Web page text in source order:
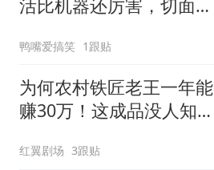
活比机器还厉害，切面条
鸭嘴爱搞笑 1跟贴
为何农村铁匠老王一年能
赚30万！这成品没人知道
红翼剧场 3跟贴